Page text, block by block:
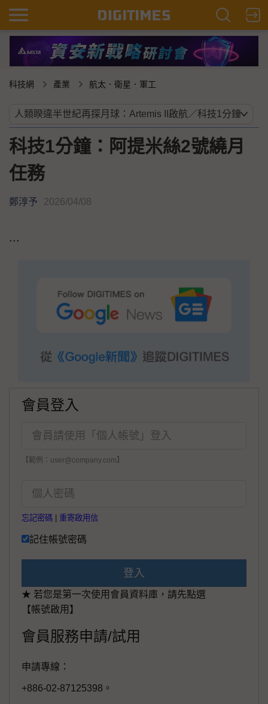
科技網 產業 航太．衛星．軍工
科技1分鐘：阿提米絲2號繞月
任務
鄭淳予 2026/04/08
...
會員登入
【範例：user@company.com】
忘記密碼 重寄啟用信
記住帳號密碼
登入
★ 若您是第一次使用會員資料庫，請先點選
【帳號啟用】
會員服務申請/試用
申請專線：
+886-02-87125398。